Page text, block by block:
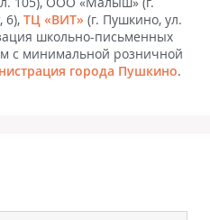
6), ТЦ «ВИТ» (г. Пушкино, ул.
школьно-письменных
с минимальной розничной
города Пушкино.